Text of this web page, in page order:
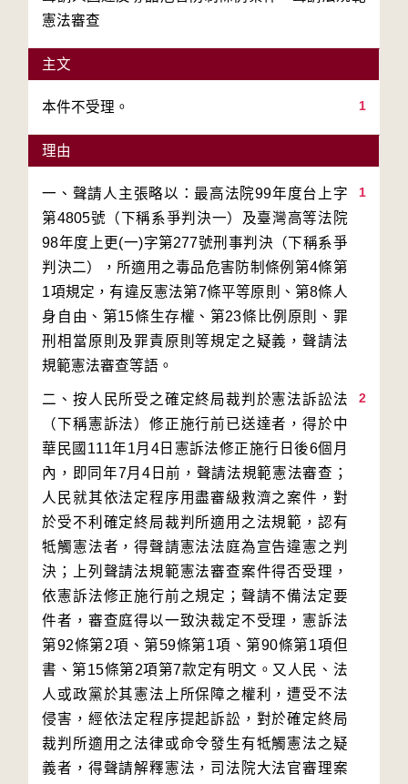
憲法審查
主文
1
本件不受理。
理由
1
一、聲請人主張略以：最高法院99年度台上字
第4805號（下稱系爭判決一）及臺灣高等法院
98年度上更(一)字第277號刑事判決（下稱系爭
判決二），所適用之毒品危害防制條例第4條第
1項規定，有違反憲法第7條平等原則、第8條人
身自由、第15條生存權、第23條比例原則、罪
刑相當原則及罪責原則等規定之疑義，聲請法
2
二、按人民所受之確定終局裁判於憲法訴訟法
（下稱憲訴法）修正施行前已送達者，得於中
華民國111年1月4日憲訴法修正施行日後6個月
內，即同年7月4日前，聲請法規範憲法審查；
人民就其依法定程序用盡審級救濟之案件，對
於受不利確定終局裁判所適用之法規範，認有
牴觸憲法者，得聲請憲法法庭為宣告違憲之判
決；上列聲請法規範憲法審查案件得否受理，
依憲訴法修正施行前之規定；聲請不備法定要
件者，審查庭得以一致決裁定不受理，憲訴法
第92條第2項、第59條第1項、第90條第1項但
書、第15條第2項第7款定有明文。又人民、法
人或政黨於其憲法上所保障之權利，遭受不法
侵害，經依法定程序提起訴訟，對於確定終局
裁判所適用之法律或命令發生有牴觸憲法之疑
義者，得聲請解釋憲法，司法院大法官審理案